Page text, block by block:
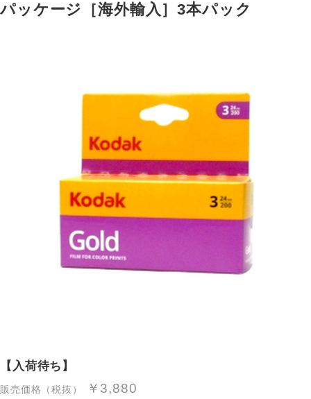
パッケージ［海外輸入］3本パック
【入荷待ち】
販売価格（税抜） ￥3,880